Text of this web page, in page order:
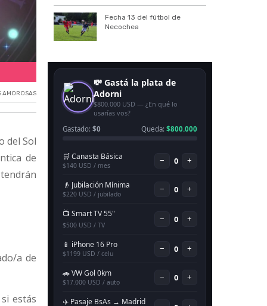
Los signos que van a ser afortunados en el amor.
AMOROSAS
del Sol
de
a de
estás
Fecha 13 del fútbol de
Necochea